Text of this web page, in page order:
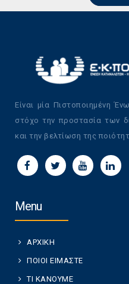
Είναι μία Πιστοποιημένη
στόχο την προστασία των
και την βελτίωση της
Menu
ΑΡΧΙΚΗ
ΠΟΙΟΙ ΕΙΜΑΣΤΕ
ΤΙ ΚΑΝΟΥΜΕ